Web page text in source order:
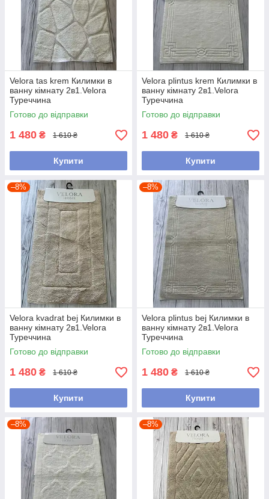
Velora tas krem Килимки в
ванну кімнату 2в1.Velora
Туреччина
Готово до відправки
1 480 ₴ 1 610 ₴
Купити
Velora plintus krem Килимки в
ванну кімнату 2в1.Velora
Туреччина
Готово до відправки
1 480 ₴ 1 610 ₴
Купити
–8%
Velora kvadrat bej Килимки в
ванну кімнату 2в1.Velora
Туреччина
Готово до відправки
1 480 ₴ 1 610 ₴
Купити
–8%
Velora plintus bej Килимки в
ванну кімнату 2в1.Velora
Туреччина
Готово до відправки
1 480 ₴ 1 610 ₴
Купити
–8% –8%